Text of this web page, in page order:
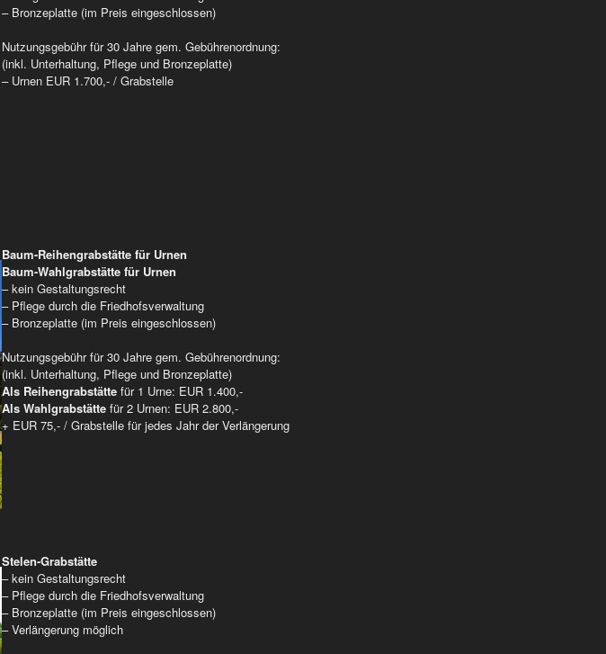
– Bronzeplatte (im Preis eingeschlossen)
Nutzungsgebühr für 30 Jahre gem. Gebührenordnung:
(inkl. Unterhaltung, Pflege und Bronzeplatte)
– Urnen EUR 1.700,- / Grabstelle
Baum-Reihengrabstätte für Urnen
Baum-Wahlgrabstätte für Urnen
– kein Gestaltungsrecht
– Pflege durch die Friedhofsverwaltung
– Bronzeplatte (im Preis eingeschlossen)
Nutzungsgebühr für 30 Jahre gem. Gebührenordnung:
(inkl. Unterhaltung, Pflege und Bronzeplatte)
Als Reihengrabstätte für 1 Urne: EUR 1.400,-
Als Wahlgrabstätte für 2 Urnen: EUR 2.800,-
+ EUR 75,- / Grabstelle für jedes Jahr der Verlängerung
Stelen-Grabstätte
– kein Gestaltungsrecht
– Pflege durch die Friedhofsverwaltung
– Bronzeplatte (im Preis eingeschlossen)
– Verlängerung möglich